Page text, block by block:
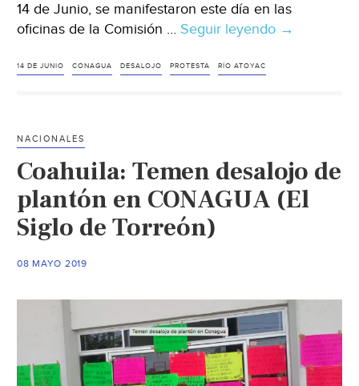
14 de Junio, se manifestaron este día en las
oficinas de la Comisión … Seguir leyendo Oaxaca
en
CONAGUA
por
río
Atoyac
(Río
Oaxaca)
→
14 DE JUNIO CONAGUA DESALOJO PROTESTA RÍO ATOYAC
NACIONALES
Coahuila: Temen desalojo de
plantón en CONAGUA (El
Siglo de Torreón)
08 MAYO 2019